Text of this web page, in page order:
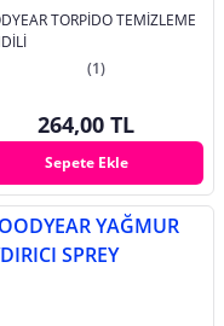
TORPİDO TEMİZLEME
(1)
264,00 TL
Sepete Ekle